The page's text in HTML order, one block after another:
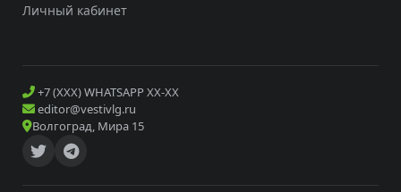
Личный кабинет
+7 (XXX) WHATSAPP XX-XX
editor@vestivlg.ru
Волгоград, Мира 15